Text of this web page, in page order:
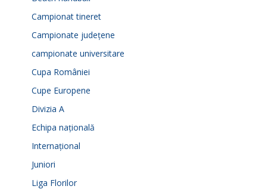
Campionat tineret
Campionate județene
campionate universitare
Cupa României
Cupe Europene
Divizia A
Echipa națională
Internațional
Juniori
Liga Florilor